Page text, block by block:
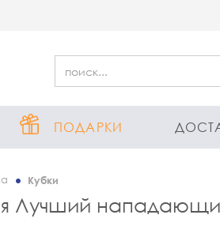
ПОДАРКИ
Кубки
Лучший